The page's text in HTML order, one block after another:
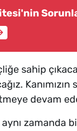
sahip
Kanımızın
devam
aynı zamanda